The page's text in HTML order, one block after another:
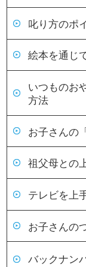
叱り方のポ
絵本を通じ
いつものお
方法
お子さんの
祖父母との
テレビを上
お子さんの
バックナン